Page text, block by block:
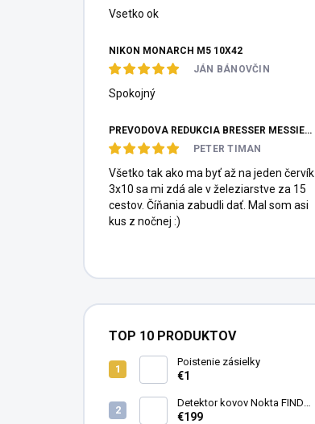
Vsetko ok
NIKON MONARCH M5 10X42
JÁN BÁNOVČIN
Spokojný
PREVODOVÁ REDUKCIA BRESSER MESSIER HEXAFOC 1:10
PETER TIMAN
Všetko tak ako ma byť až na jeden červík
3x10 sa mi zdá ale v železiarstve za 15
cestov. Číňania zabudli dať. Mal som asi
kus z nočnej :)
TOP 10 PRODUKTOV
Poistenie zásielky
€1
Detektor kovov Nokta FINDX
Pro
€199